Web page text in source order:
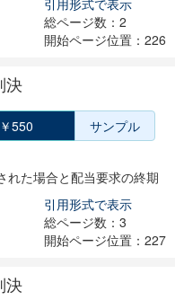
引用形式で表示
総ページ数：2
開始ページ位置：226
決
￥550 サンプル
れた場合と配当要求の終期
引用形式で表示
総ページ数：3
開始ページ位置：227
決